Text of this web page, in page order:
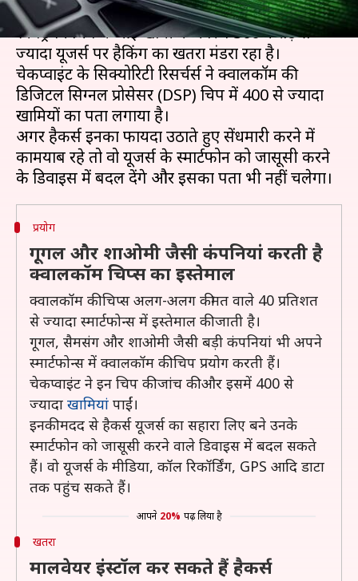
एंड्रॉयड स्मार्टफोन में इस्तेमाल होने वाली क्वालकॉम की
स्नैपड्रैगन चिप में आई खामी के कारण 300 करोड़ से
ज्यादा यूजर्स पर हैकिंग का खतरा मंडरा रहा है।
चेकप्वाइंट के सिक्योरिटी रिसर्चर्स ने क्वालकॉम की
डिजिटल सिग्नल प्रोसेसर (DSP) चिप में 400 से ज्यादा
खामियों का पता लगाया है।
अगर हैकर्स इनका फायदा उठाते हुए सेंधमारी करने में
कामयाब रहे तो वो यूजर्स के स्मार्टफोन को जासूसी करने
प्रयोग
गूगल और शाओमी जैसी कंपनियां करती है
क्वालकॉम चिप्स का इस्तेमाल
क्वालकॉम की चिप्स अलग-अलग कीमत वाले 40 प्रतिशत
से ज्यादा स्मार्टफोन्स में इस्तेमाल की जाती है।
गूगल, सैमसंग और शाओमी जैसी बड़ी कंपनियां भी अपने
स्मार्टफोन्स में क्वालकॉम की चिप प्रयोग करती हैं।
चेकप्वाइंट ने इन चिप की जांच की और इसमें 400 से
ज्यादा खामियां पाईं।
इनकी मदद से हैकर्स यूजर्स का सहारा लिए बने उनके
स्मार्टफोन को जासूसी करने वाले डिवाइस में बदल सकते
हैं। वो यूजर्स के मीडिया, कॉल रिकॉर्डिंग, GPS आदि डाटा
तक पहुंच सकते हैं।
आपने 20% पढ़ लिया है
खतरा
मालवेयर इंस्टॉल कर सकते हैं हैकर्स